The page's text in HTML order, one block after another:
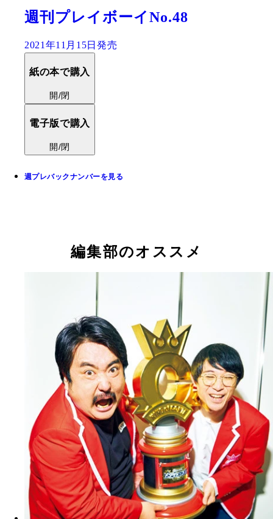
週刊プレイボーイNo.48
2021年11月15日発売
紙の本で購入
開/閉
電子版で購入
開/閉
週プレバックナンバーを見る
編集部のオススメ